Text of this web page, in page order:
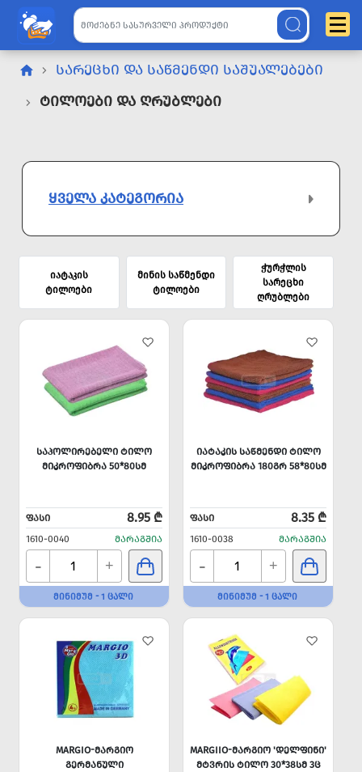
ᲡᲐᲠᲔᲪᲮᲘ ᲓᲐ ᲡᲐᲬᲛᲔᲜᲓᲘ ᲡᲐᲨᲣᲐᲚᲔᲑᲔᲑᲘ
Ტილოები Და Ღრუბლები
ᲧᲕᲔᲚᲐ ᲙᲐᲢᲔᲒᲝᲠᲘᲐ
იატაკის
ტილოები
მინის საწმენდი
ტილოები
ჭურჭლის
სარეცხი
ღრუბლები
ᲡᲐᲞᲝᲚᲘᲠᲔᲑᲔᲚᲘ ᲢᲘᲚᲝ
ᲛᲘᲙᲠᲝᲤᲘᲑᲠᲐ 50*80ᲡᲛ
ᲤᲐᲡᲘ 8.95 ₾
1610-0040 ᲛᲐᲠᲐᲒᲨᲘᲐ
- +
ᲛᲘᲜᲘᲛᲣᲛ - 1 ᲪᲐᲚᲘ
ᲘᲐᲢᲐᲙᲘᲡ ᲡᲐᲬᲛᲔᲜᲓᲘ ᲢᲘᲚᲝ
ᲛᲘᲙᲠᲝᲤᲘᲑᲠᲐ 180ᲒᲠ 58*80ᲡᲛ
ᲤᲐᲡᲘ 8.35 ₾
1610-0038 ᲛᲐᲠᲐᲒᲨᲘᲐ
- +
ᲛᲘᲜᲘᲛᲣᲛ - 1 ᲪᲐᲚᲘ
MARGIO-ᲛᲐᲠᲒᲘᲝ
ᲒᲔᲠᲛᲐᲜᲣᲚᲘ
MARGIIO-ᲛᲐᲠᲒᲘᲝ 'ᲓᲔᲚᲤᲘᲜᲘ'
ᲛᲢᲕᲠᲘᲡ ᲢᲘᲚᲝ 30*38ᲡᲛ 3Ც